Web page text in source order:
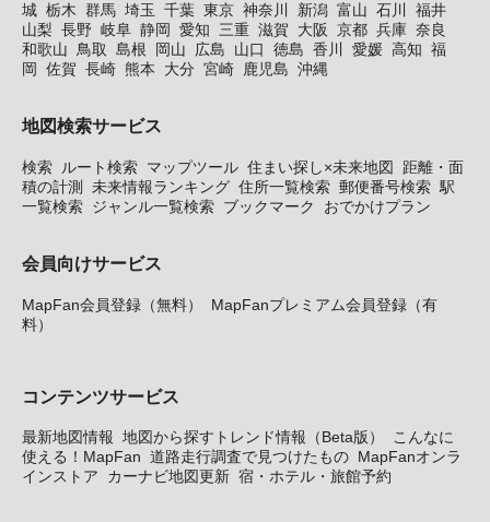
城 栃木 群馬 埼玉 千葉 東京 神奈川 新潟 富山 石川
福井
山梨 長野 岐阜 静岡 愛知 三重 滋賀 大阪 京都 兵庫 奈良
和歌山
鳥取 島根 岡山 広島 山口 徳島 香川 愛媛 高知 福
岡
佐賀 長崎 熊本 大分 宮崎 鹿児島 沖縄
地図検索サービス
検索 ルート検索 マップツール 住まい探し×未来地図
距離・面
積の計測
未来情報ランキング 住所一覧検索 郵便番号検索 駅
一覧検索 ジャンル一覧検索 ブックマーク おでかけプラン
会員向けサービス
MapFan会員登録（無料）
MapFanプレミアム会員登録（有
料）
コンテンツサービス
最新地図情報 地図から探すトレンド情報（Beta版）
こんなに
使える！MapFan 道路走行調査で見つけたもの MapFanオンラ
インストア
カーナビ地図更新 宿・ホテル・旅館予約